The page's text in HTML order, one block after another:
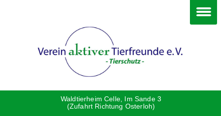
Waldtierheim Celle, Im Sande 3
(Zufahrt Richtung Osterloh)
Katzen
Danke an die Helfer
Vorstand
Satzung